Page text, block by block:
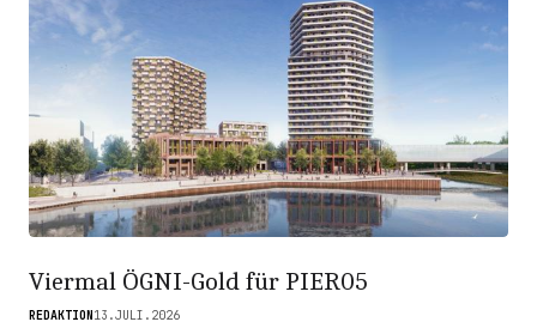
Viermal ÖGNI-Gold für PIER05
REDAKTION 13.JULI.2026